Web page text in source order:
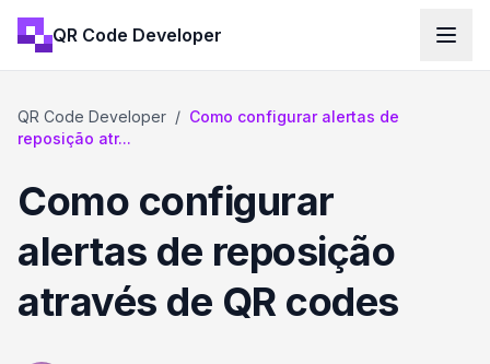
QR Code Developer
QR Code Developer / Como configurar alertas de
reposição atr...
Como configurar
alertas de reposição
através de QR codes